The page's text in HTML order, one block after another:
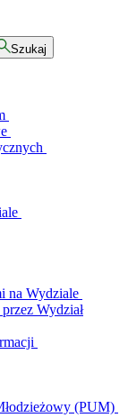
Szukaj
na Wydziale
Wydział
(PUM)